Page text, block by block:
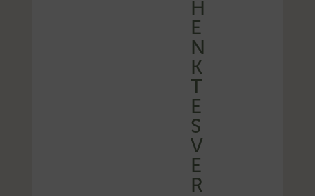
H
E
N
K
T
E
S
V
E
R